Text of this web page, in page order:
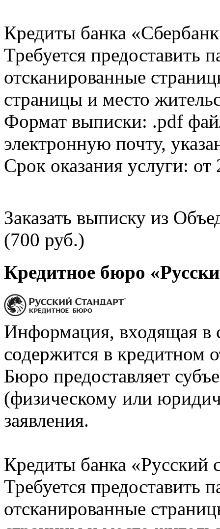
Кредиты банка
Требуется предоставить
отсканированные
страницы и место
Формат выписки: .pdf
электронную почту,
Срок оказания услуги: от
Заказать выписку из
(700 руб.)
Кредитное бюро
Информация, входящая в
содержится в кредитном
Бюро предоставляет
(физическому или
заявления.
Кредиты банка «Русский
Требуется предоставить
отсканированные